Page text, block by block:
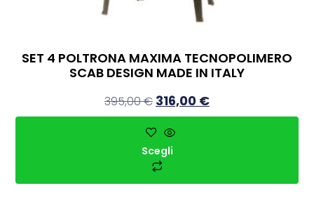
SET 4 POLTRONA MAXIMA TECNOPOLIMERO
SCAB DESIGN MADE IN ITALY
395,00€ 316,00 €
Scegli